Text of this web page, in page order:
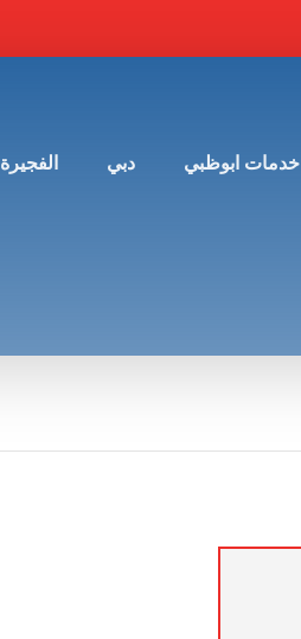
خدمات ابوظبي دبي الفجيرة